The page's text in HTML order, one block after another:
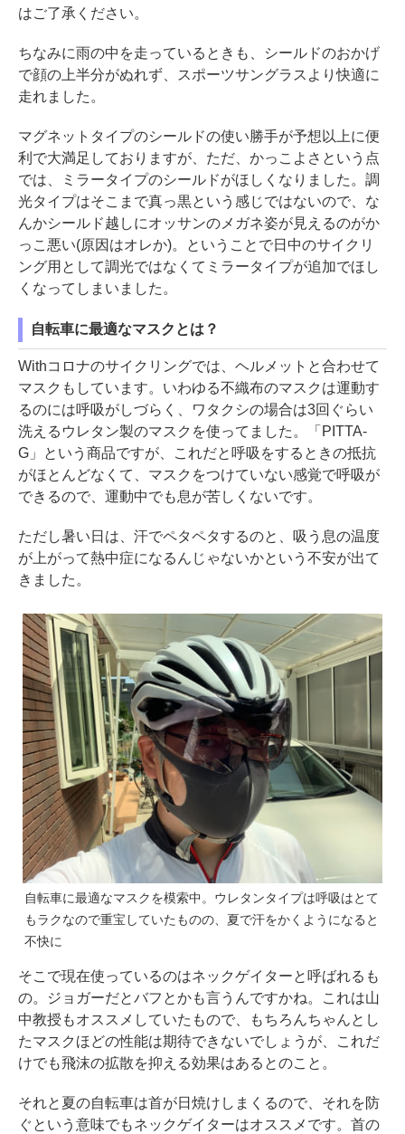
はご了承ください。
ちなみに雨の中を走っているときも、シールドのおかげ
で顔の上半分がぬれず、スポーツサングラスより快適に
走れました。
マグネットタイプのシールドの使い勝手が予想以上に便
利で大満足しておりますが、ただ、かっこよさという点
では、ミラータイプのシールドがほしくなりました。調
光タイプはそこまで真っ黒という感じではないので、な
んかシールド越しにオッサンのメガネ姿が見えるのがか
っこ悪い(原因はオレか)。ということで日中のサイクリ
ング用として調光ではなくてミラータイプが追加でほし
くなってしまいました。
自転車に最適なマスクとは？
Withコロナのサイクリングでは、ヘルメットと合わせて
マスクもしています。いわゆる不織布のマスクは運動す
るのには呼吸がしづらく、ワタクシの場合は3回ぐらい
洗えるウレタン製のマスクを使ってました。「PITTA-
G」という商品ですが、これだと呼吸をするときの抵抗
がほとんどなくて、マスクをつけていない感覚で呼吸が
できるので、運動中でも息が苦しくないです。
ただし暑い日は、汗でペタペタするのと、吸う息の温度
が上がって熱中症になるんじゃないかという不安が出て
きました。
自転車に最適なマスクを模索中。ウレタンタイプは呼吸はとて
もラクなので重宝していたものの、夏で汗をかくようになると
不快に
そこで現在使っているのはネックゲイターと呼ばれるも
の。ジョガーだとバフとかも言うんですかね。これは山
中教授もオススメしていたもので、もちろんちゃんとし
たマスクほどの性能は期待できないでしょうが、これだ
けでも飛沫の拡散を抑える効果はあるとのこと。
それと夏の自転車は首が日焼けしまくるので、それを防
ぐという意味でもネックゲイターはオススメです。首の